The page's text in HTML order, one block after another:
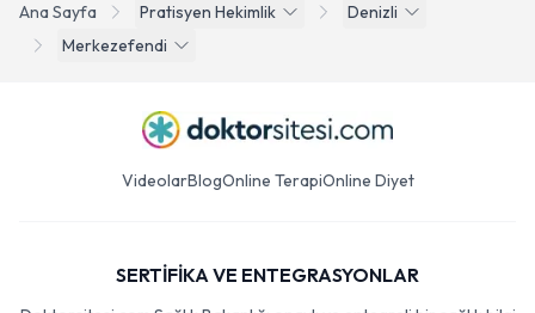
Ana Sayfa Pratisyen Hekimlik
Denizli
Merkezefendi
VideolarBlogOnline TerapiOnline Diyet
SERTİFİKA VE ENTEGRASYONLAR